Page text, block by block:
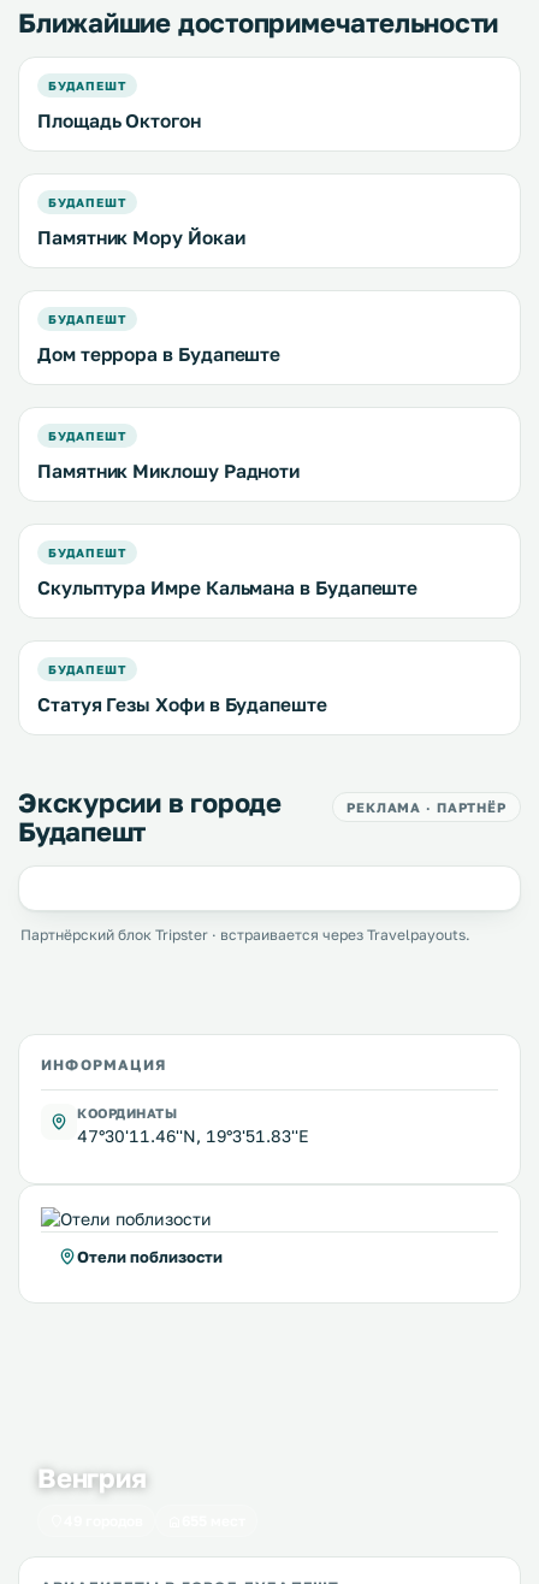
Ближайшие достопримечательности
БУДАПЕШТ
Площадь Октогон
БУДАПЕШТ
Памятник Мору Йокаи
БУДАПЕШТ
Дом террора в Будапеште
БУДАПЕШТ
Памятник Миклошу Радноти
БУДАПЕШТ
Скульптура Имре Кальмана в Будапеште
БУДАПЕШТ
Статуя Гезы Хофи в Будапеште
Экскурсии в городе
Будапешт
РЕКЛАМА · ПАРТНЁР
Партнёрский блок Tripster · встраивается через Travelpayouts.
ИНФОРМАЦИЯ
КООРДИНАТЫ
47°30'11.46''N, 19°3'51.83''E
Отели поблизости
Венгрия